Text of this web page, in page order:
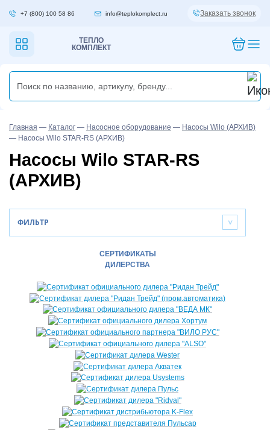
+7 (800) 100 58 86 info@teplokomplect.ru Заказать звонок
ТЕПЛО
КОМПЛЕКТ
Главная — Каталог — Насосное оборудование — Насосы Wilo (АРХИВ)
— Насосы Wilo STAR-RS (АРХИВ)
Насосы Wilo STAR-RS
(АРХИВ)
ФИЛЬТР >
СЕРТИФИКАТЫ
ДИЛЕРСТВА